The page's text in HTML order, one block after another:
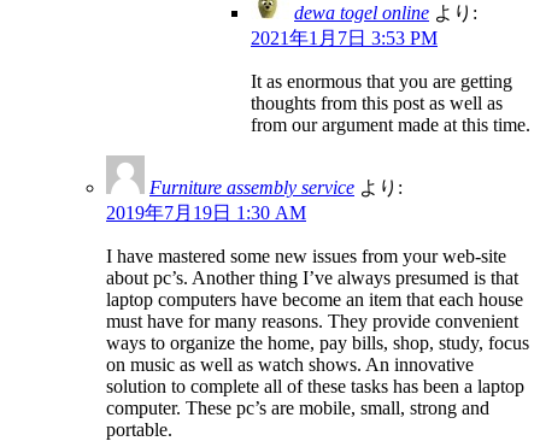
dewa togel online より:
2021年1月7日 3:53 PM
It as enormous that you are getting
thoughts from this post as well as
from our argument made at this time.
Furniture assembly service より:
2019年7月19日 1:30 AM
I have mastered some new issues from your web-site
about pc’s. Another thing I’ve always presumed is that
laptop computers have become an item that each house
must have for many reasons. They provide convenient
ways to organize the home, pay bills, shop, study, focus
on music as well as watch shows. An innovative
solution to complete all of these tasks has been a laptop
computer. These pc’s are mobile, small, strong and
portable.